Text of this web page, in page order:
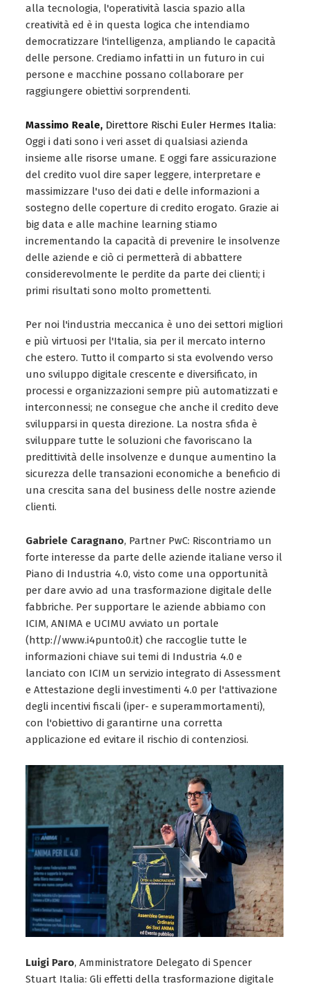
alla tecnologia, l'operatività lascia spazio alla
creatività ed è in questa logica che intendiamo
democratizzare l'intelligenza, ampliando le capacità
delle persone. Crediamo infatti in un futuro in cui
persone e macchine possano collaborare per
raggiungere obiettivi sorprendenti.
Massimo Reale, Direttore Rischi Euler Hermes Italia:
Oggi i dati sono i veri asset di qualsiasi azienda
insieme alle risorse umane. E oggi fare assicurazione
del credito vuol dire saper leggere, interpretare e
massimizzare l'uso dei dati e delle informazioni a
sostegno delle coperture di credito erogato. Grazie ai
big data e alle machine learning stiamo
incrementando la capacità di prevenire le insolvenze
delle aziende e ciò ci permetterà di abbattere
considerevolmente le perdite da parte dei clienti; i
primi risultati sono molto promettenti.
Per noi l'industria meccanica è uno dei settori migliori
e più virtuosi per l'Italia, sia per il mercato interno
che estero. Tutto il comparto si sta evolvendo verso
uno sviluppo digitale crescente e diversificato, in
processi e organizzazioni sempre più automatizzati e
interconnessi; ne consegue che anche il credito deve
svilupparsi in questa direzione. La nostra sfida è
sviluppare tutte le soluzioni che favoriscano la
predittività delle insolvenze e dunque aumentino la
sicurezza delle transazioni economiche a beneficio di
una crescita sana del business delle nostre aziende
clienti.
Gabriele Caragnano, Partner PwC: Riscontriamo un
forte interesse da parte delle aziende italiane verso il
Piano di Industria 4.0, visto come una opportunità
per dare avvio ad una trasformazione digitale delle
fabbriche. Per supportare le aziende abbiamo con
ICIM, ANIMA e UCIMU avviato un portale
(http://www.i4punto0.it) che raccoglie tutte le
informazioni chiave sui temi di Industria 4.0 e
lanciato con ICIM un servizio integrato di Assessment
e Attestazione degli investimenti 4.0 per l'attivazione
degli incentivi fiscali (iper- e superammortamenti),
con l'obiettivo di garantirne una corretta
applicazione ed evitare il rischio di contenziosi.
Luigi Paro, Amministratore Delegato di Spencer
Stuart Italia: Gli effetti della trasformazione digitale